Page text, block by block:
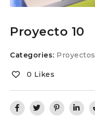
Proyecto 10
Categories: Proyectos
0 Likes